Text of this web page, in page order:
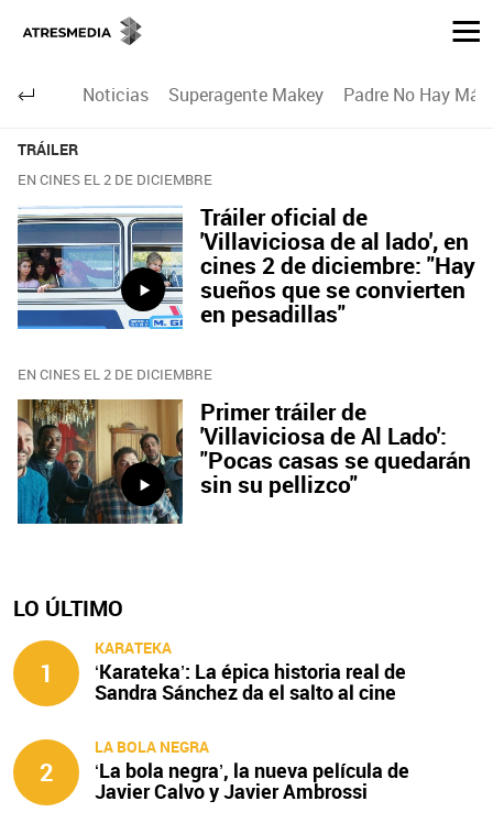
Noticias Superagente Makey Padre No Hay
TRÁILER
EN CINES EL 2 DE DICIEMBRE
Tráiler oficial de
'Villaviciosa de al lado', en
cines 2 de diciembre: "Hay
sueños que se convierten
en pesadillas"
EN CINES EL 2 DE DICIEMBRE
Primer tráiler de
'Villaviciosa de Al Lado':
"Pocas casas se quedarán
sin su pellizco"
LO ÚLTIMO
1
KARATEKA
‘Karateka’: La épica historia real de
Sandra Sánchez da el salto al cine
2
LA BOLA NEGRA
‘La bola negra’, la nueva película de
Javier Calvo y Javier Ambrossi